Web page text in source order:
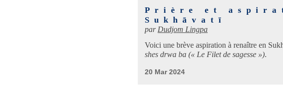
Prière et
Sukhāvatī
parDudjom Lingpa
Voici une brève aspiration à renaître en
shes drwa ba (« Le Filet de sagesse »).
20 Mar 2024